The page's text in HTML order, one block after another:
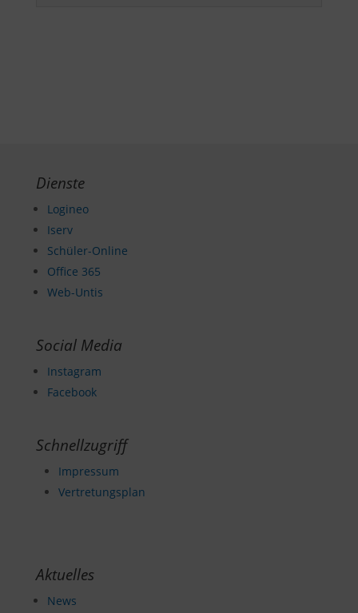
Dienste
Logineo
Iserv
Schüler-Online
Office 365
Web-Untis
Social Media
Instagram
Facebook
Schnellzugriff
Impressum
Vertretungsplan
Aktuelles
News